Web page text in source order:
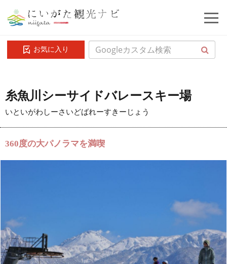
お気に入り
糸魚川シーサイドバレースキー場
いといがわしーさいどばれーすきーじょう
360度の大パノラマを満喫